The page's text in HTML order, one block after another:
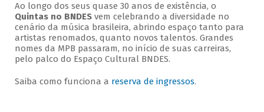
Ao longo dos seus quase 30 anos de existência, o
Quintas no BNDESvem celebrando a diversidade no
cenário da música brasileira, abrindo espaço tanto para
artistas renomados, quanto novos talentos. Grandes
nomes da MPB passaram, no início de suas carreiras,
pelo palco do Espaço Cultural BNDES.
Saiba como funciona a reserva de ingressos.